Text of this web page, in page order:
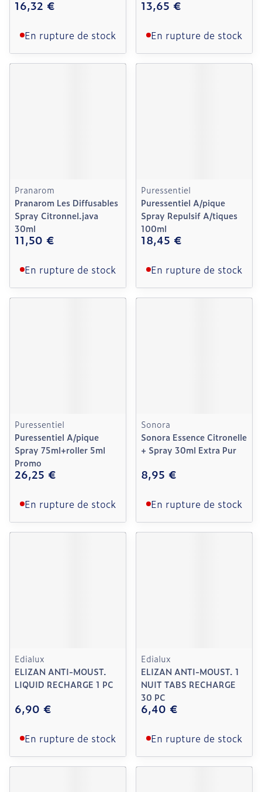
16,32 €
En rupture de stock
13,65 €
En rupture de stock
Pranarom
Pranarom Les Diffusables
Spray Citronnel.java
30ml
11,50 €
En rupture de stock
Puressentiel
Puressentiel A/pique
Spray Repulsif A/tiques
100ml
18,45 €
En rupture de stock
Puressentiel
Puressentiel A/pique
Spray 75ml+roller 5ml
Promo
26,25 €
En rupture de stock
Sonora
Sonora Essence Citronelle
+ Spray 30ml Extra Pur
8,95 €
En rupture de stock
Edialux
ELIZAN ANTI-MOUST.
LIQUID RECHARGE 1 PC
6,90 €
En rupture de stock
Edialux
ELIZAN ANTI-MOUST. 1
NUIT TABS RECHARGE
30 PC
6,40 €
En rupture de stock